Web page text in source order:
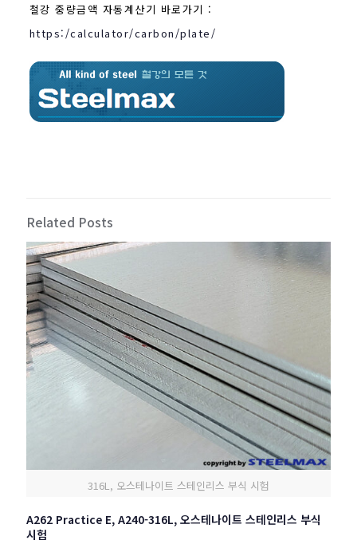
철강 중량금액 자동계산기 바로가기 :
https:/calculator/carbon/plate/
Related Posts
316L, 오스테나이트 스테인리스 부식 시험
A262 Practice E, A240-316L, 오스테나이트 스테인리스 부식
시험